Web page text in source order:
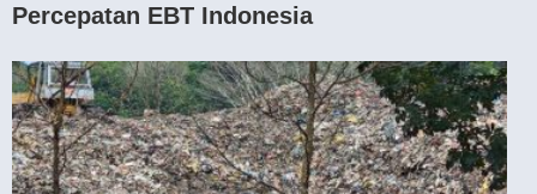
Percepatan EBT Indonesia